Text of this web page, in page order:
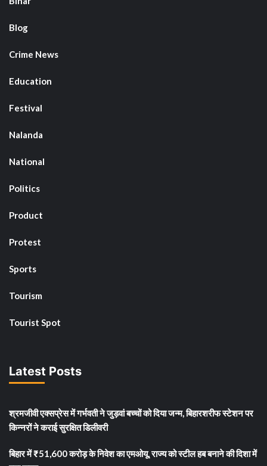
Blog
Crime News
Education
Festival
Nalanda
National
Politics
Product
Protest
Sports
Tourism
Tourist Spot
Latest Posts
श्रमजीवी एक्सप्रेस में गर्भवती ने जुड़वां बच्चों को दिया जन्म, बिहारशरीफ स्टेशन पर
किन्नरों ने कराई सुरक्षित डिलीवरी
बिहार में ₹51,600 करोड़ के निवेश का एमओयू, राज्य को स्टील हब बनाने की दिशा में